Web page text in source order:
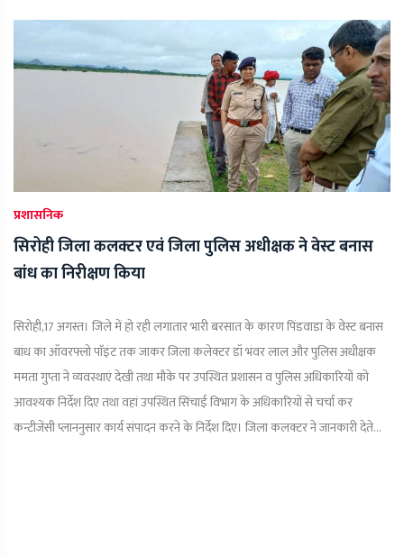
प्रशासनिक
सिरोही जिला कलक्टर एवं जिला पुलिस अधीक्षक ने वेस्ट बनास
बांध का निरीक्षण किया
सिरोही,17 अगस्त। जिले में हो रही लगातार भारी बरसात के कारण पिंडवाडा के वेस्ट बनास
बांध का ऑवरफ्लो पाॅइंट तक जाकर जिला कलेक्टर डॉ भंवर लाल और पुलिस अधीक्षक
ममता गुप्ता ने व्यवस्थाएं देखी तथा मौके पर उपस्थित प्रशासन व पुलिस अधिकारियों को
आवश्यक निर्देश दिए तथा वहां उपस्थित सिंचाई विभाग के अधिकारियों से चर्चा कर
कन्टीजेंसी प्लाननुसार कार्य संपादन करने के निर्देश दिए। जिला कलक्टर ने जानकारी देते...